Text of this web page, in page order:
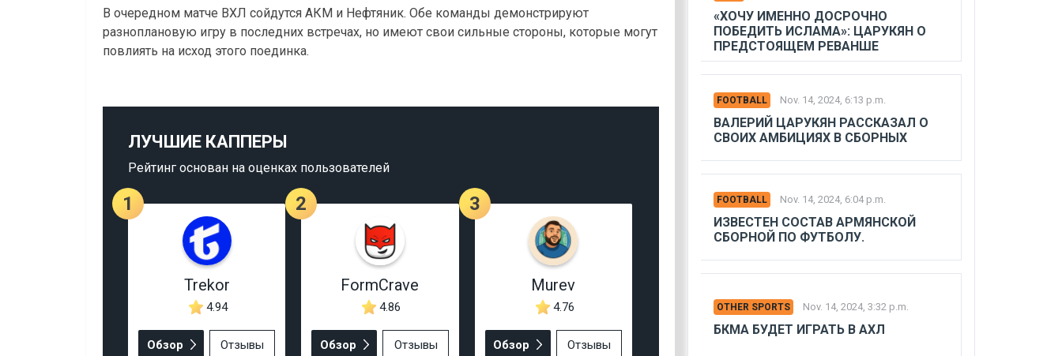
В очередном матче ВХЛ сойдутся АКМ и Нефтяник. Обе команды демонстрируют
разноплановую игру в последних встречах, но имеют свои сильные стороны, которые могут
повлиять на исход этого поединка.
ЛУЧШИЕ КАППЕРЫ
Рейтинг основан на оценках пользователей
1
Trekor
4.94
Обзор Отзывы
2
FormCrave
4.86
Обзор Отзывы
3
Murev
4.76
Обзор Отзывы
«ХОЧУ ИМЕННО ДОСРОЧНО
ПОБЕДИТЬ ИСЛАМА»: ЦАРУКЯН О
ПРЕДСТОЯЩЕМ РЕВАНШЕ
FOOTBALL Nov. 14, 2024, 6:13 p.m.
ВАЛЕРИЙ ЦАРУКЯН РАССКАЗАЛ О
СВОИХ АМБИЦИЯХ В СБОРНЫХ
FOOTBALL Nov. 14, 2024, 6:04 p.m.
ИЗВЕСТЕН СОСТАВ АРМЯНСКОЙ
СБОРНОЙ ПО ФУТБОЛУ.
OTHER SPORTS Nov. 14, 2024, 3:32 p.m.
БКМА БУДЕТ ИГРАТЬ В АХЛ